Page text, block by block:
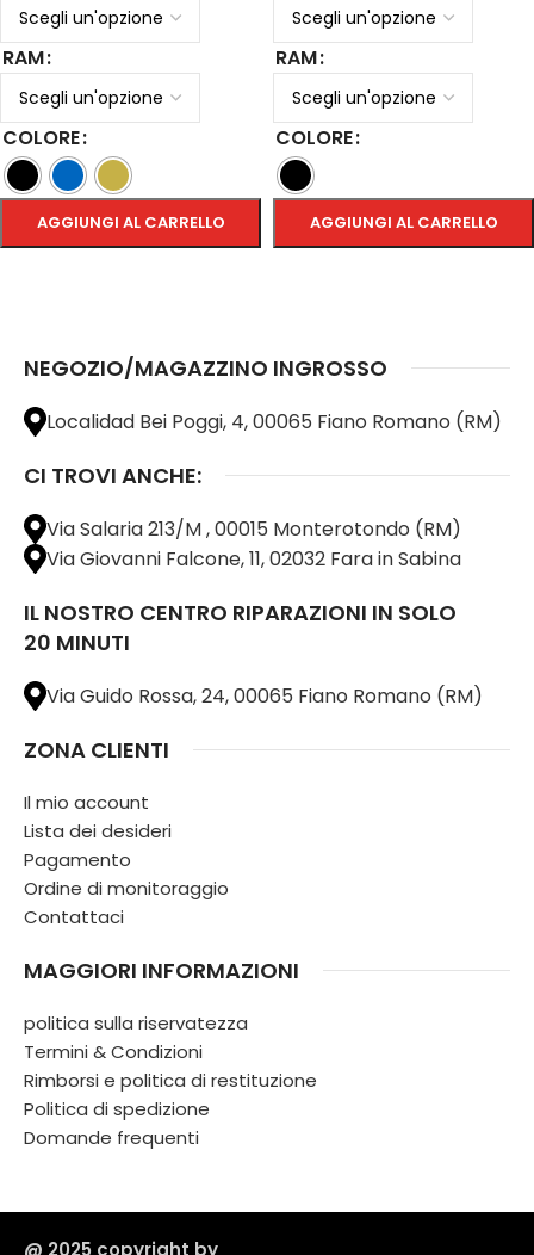
RAM
COLORE
AGGIUNGI AL CARRELLO
RAM
COLORE
AGGIUNGI AL CARRELLO
NEGOZIO/MAGAZZINO INGROSSO
Localidad Bei Poggi, 4, 00065 Fiano Romano (RM)
CI TROVI ANCHE:
Via Salaria 213/M , 00015 Monterotondo (RM)
Via Giovanni Falcone, 11, 02032 Fara in Sabina
IL NOSTRO CENTRO RIPARAZIONI IN SOLO
20 MINUTI
Via Guido Rossa, 24, 00065 Fiano Romano (RM)
ZONA CLIENTI
Il mio account
Lista dei desideri
Pagamento
Ordine di monitoraggio
Contattaci
MAGGIORI INFORMAZIONI
politica sulla riservatezza
Termini & Condizioni
Rimborsi e politica di restituzione
Politica di spedizione
Domande frequenti
@ 2025 copyright by